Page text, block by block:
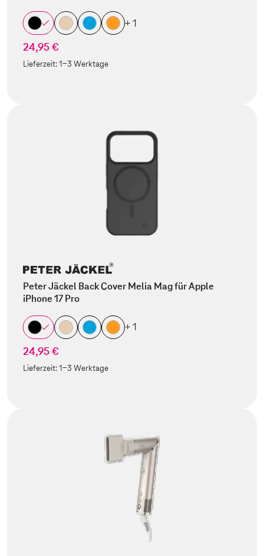
+ 1
24,95 €
Lieferzeit:1-3 Werktage
Peter Jäckel Back Cover Melia Mag für Apple
iPhone 17 Pro
+ 1
24,95 €
Lieferzeit:1-3 Werktage